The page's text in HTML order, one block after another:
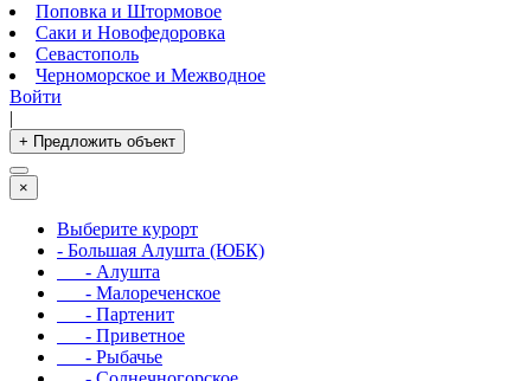
Поповка и Штормовое
Саки и Новофедоровка
Севастополь
Черноморское и Межводное
Войти
|
+ Предложить объект
×
Выберите курорт
- Большая Алушта (ЮБК)
- Алушта
- Малореченское
- Партенит
- Приветное
- Рыбачье